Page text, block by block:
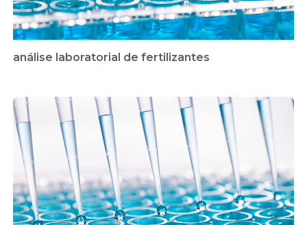
análise laboratorial de fertilizantes